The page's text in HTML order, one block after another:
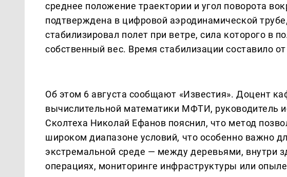
среднее положение траектории и угол поворота
подтверждена в цифровой аэродинамической
стабилизировал полет при ветре, сила которого в
собственный вес. Время стабилизации составило
Об этом 6 августа сообщают «Известия». Доцент
вычислительной математики МФТИ, руководитель
Сколтеха Николай Ефанов пояснил, что метод
широком диапазоне условий, что особенно важно
экстремальной среде — между деревьями, внутри
операциях, мониторинге инфраструктуры или